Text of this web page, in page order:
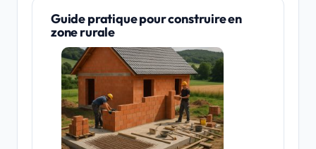
Guide pratique pour construire en
zone rurale